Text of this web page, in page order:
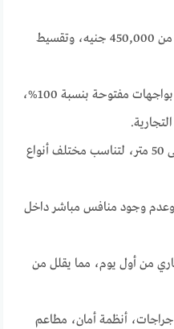
تسهيلات في السداد بمقدم يبدأ من 450,000 جنيه، وتقسيط
جميع الوحدات Double Face بواجهات مفتوحة بنسبة 100%،
تنوع في المساحات من 25 متر حتى 50 متر، لتناسب مختلف أنواع
وجود منافس مباشر داخل
من أول يوم، مما يقلل من
أنظمة أمان، مطاعم